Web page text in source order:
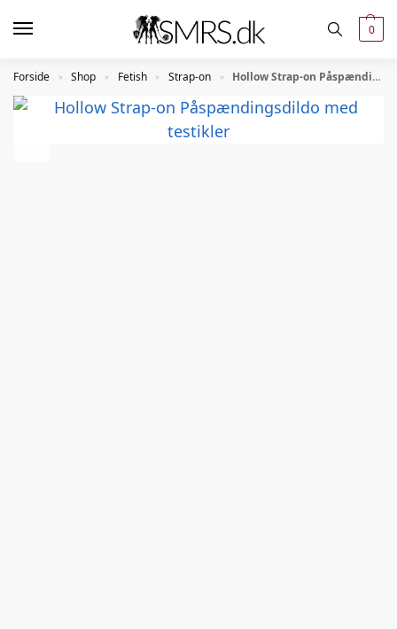
0
Forside » Shop » Fetish » Strap-on » Hollow Strap-on Påspændingsdildo med testikler